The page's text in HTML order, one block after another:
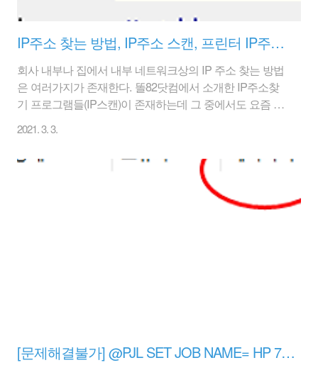
IP주소 찾는 방법, IP주소 스캔, 프린터 IP주소 찾기
회사 내부나 집에서 내부 네트워크상의 IP 주소 찾는 방법
은 여러가지가 존재한다. 똘82닷컴에서 소개한 IP주소찾
기 프로그램들(IP스캔)이 존재하는데 그 중에서도 요즘 자
소를 찾을 일은 거의 없을 것이다. 그러나 회사의 프린터
나 복합기를 사용하기 위해서 IP주소를 확인해야지만 설
치 및 사용이 가능하다. 또는 유무선 공유기의 IP주소를 찾
아 설정하거나 설정을 변경시도 필요할 것 같다. 그다지
많이 활용을 하지는 않겠으나 IP주소를 찾아야 하는데 못
2021. 3. 3.
[문제해결불가] @PJL SET JOB NAME= HP 7510/86xx 프린터 인쇄 버퍼링